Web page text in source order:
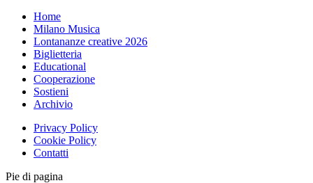
Home
Milano Musica
Lontananze creative 2026
Biglietteria
Educational
Cooperazione
Sostieni
Archivio
Privacy Policy
Cookie Policy
Contatti
Pie di pagina